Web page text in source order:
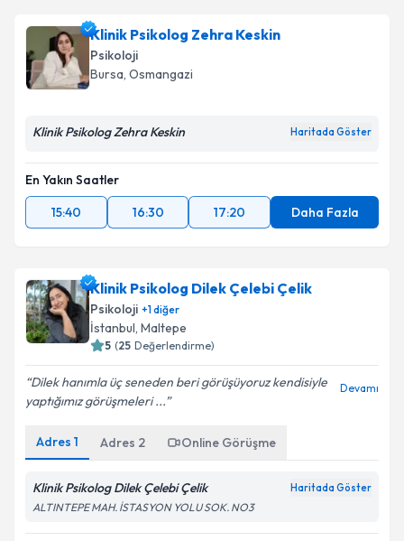
Klinik Psikolog Zehra Keskin
Psikoloji
Bursa, Osmangazi
Klinik Psikolog Zehra Keskin Haritada Göster
En Yakın Saatler
15:40
16:30 17:20 Daha Fazla
Klinik Psikolog Dilek Çelebi Çelik
Psikoloji +1diğer
İstanbul, Maltepe
5 (25 Değerlendirme)
Dilek hanımla üç seneden beri görüşüyoruz kendisiyle
yaptığımız görüşmeleri ...
Devamı
Adres 1 Adres 2 Online Görüşme
Klinik Psikolog Dilek Çelebi Çelik Haritada Göster
ALTINTEPE MAH. İSTASYON YOLU SOK. NO3